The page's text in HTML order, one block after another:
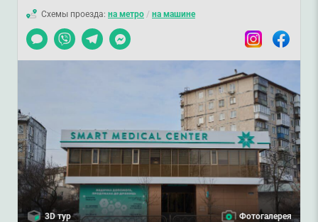
Схемы проезда: на метро / на машине
Чат
Viber TelegramMessenger InstagramFacebook
3D тур Фотогалерея